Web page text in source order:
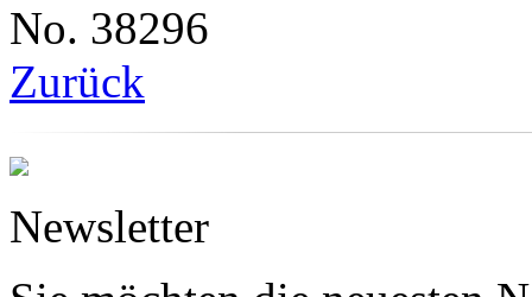
No. 38296
Zurück
Newsletter